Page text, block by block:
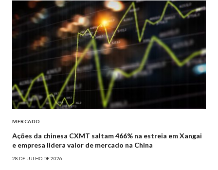
MERCADO
Ações da chinesa CXMT saltam 466% na estreia em Xangai
e empresa lidera valor de mercado na China
28 DE JULHO DE 2026